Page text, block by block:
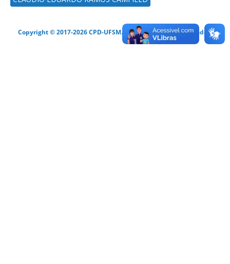
Copyright © 2017-2026 CPD-UFSM. Todos os direitos reservados.